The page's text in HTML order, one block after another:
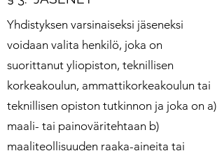
Yhdistyksen varsinaiseksi jäseneksi
voidaan valita henkilö, joka on
suorittanut yliopiston, teknillisen
korkeakoulun, ammattikorkeakoulun tai
teknillisen opiston tutkinnon ja joka on a)
maali- tai painoväritehtaan b)
maaliteollisuuden raaka-aineita tai